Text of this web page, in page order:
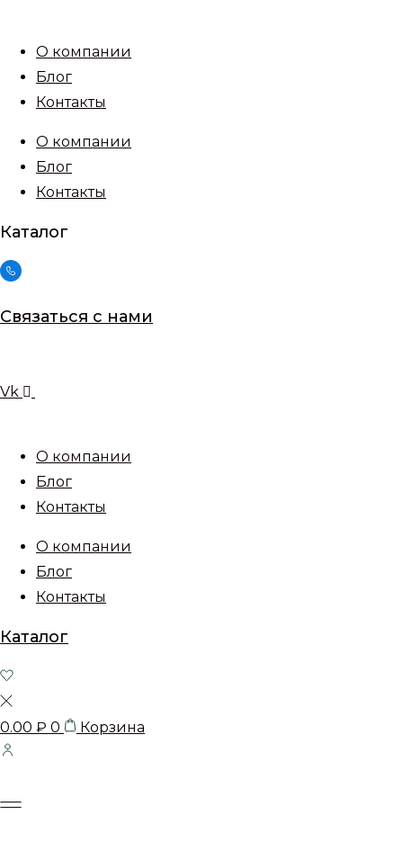
содержимому
О компании
Блог
Контакты
О компании
Блог
Контакты
Каталог
Связаться с нами
Vk
О компании
Блог
Контакты
О компании
Блог
Контакты
Каталог
0.00 ₽ 0 Корзина